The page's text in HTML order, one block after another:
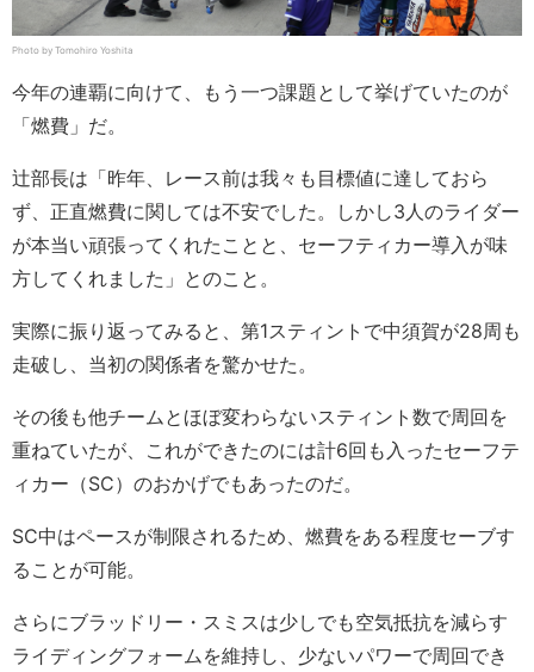
Photo by Tomohiro Yoshita
今年の連覇に向けて、もう一つ課題として挙げていたのが
「燃費」だ。
辻部長は「昨年、レース前は我々も目標値に達しておら
ず、正直燃費に関しては不安でした。しかし3人のライダー
が本当い頑張ってくれたことと、セーフティカー導入が味
方してくれました」とのこと。
実際に振り返ってみると、第1スティントで中須賀が28周も
走破し、当初の関係者を驚かせた。
その後も他チームとほぼ変わらないスティント数で周回を
重ねていたが、これができたのには計6回も入ったセーフテ
ィカー（SC）のおかげでもあったのだ。
SC中はペースが制限されるため、燃費をある程度セーブす
ることが可能。
さらにブラッドリー・スミスは少しでも空気抵抗を減らす
ライディングフォームを維持し、少ないパワーで周回でき